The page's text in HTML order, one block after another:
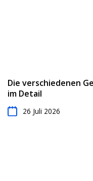
Die verschiedenen
im Detail
26 Juli 2026